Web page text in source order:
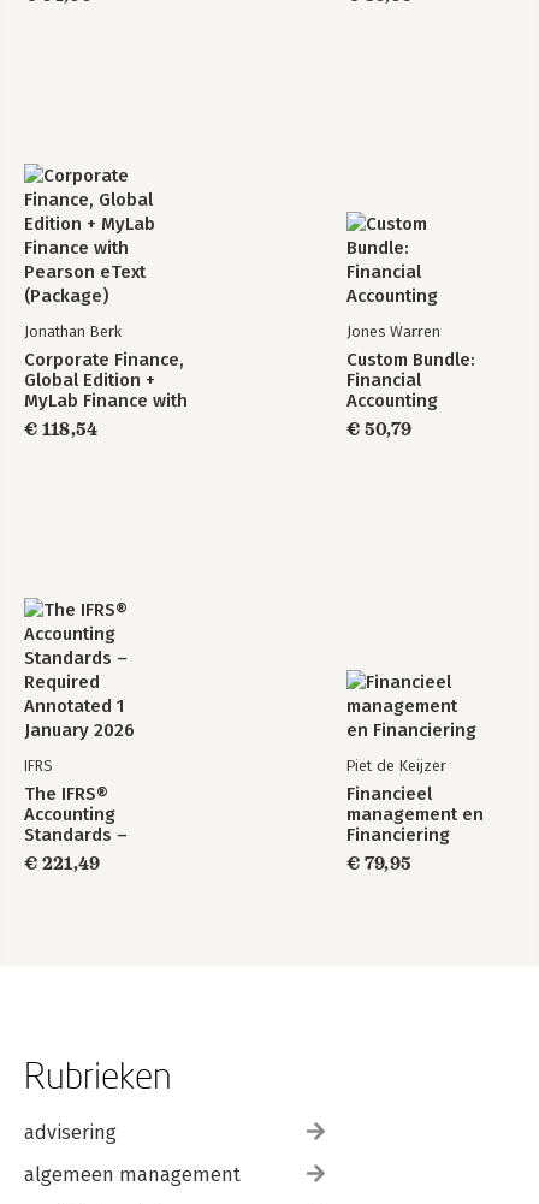
Jonathan Berk
Corporate Finance,
Global Edition +
MyLab Finance with
Pearson eText
(Package)
€ 118,54
Jones Warren
Custom Bundle:
Financial
Accounting
€ 50,79
IFRS
The IFRS®
Accounting
Standards –
Required Annotated
1 January 2026
€ 221,49
Piet de Keijzer
Financieel
management en
Financiering
€ 79,95
Rubrieken
advisering
algemeen management